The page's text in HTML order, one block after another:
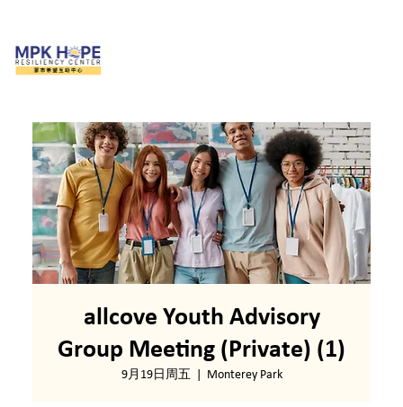
allcove Youth Advisory
Group Meeting (Private) (1)
9月19日周五
  |
Monterey Park